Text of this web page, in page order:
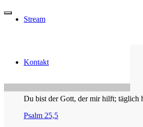
Stream
Kontakt
Du bist der Gott, der mir hilft; täglich
Psalm 25,5